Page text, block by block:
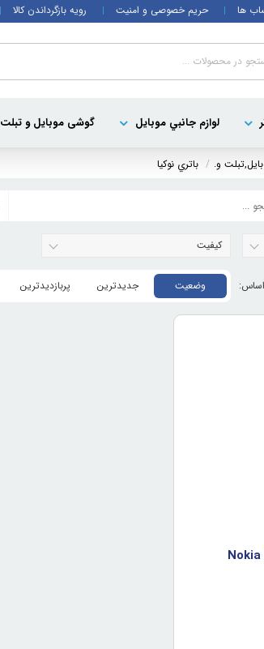
ها حریم خصوصی و امنیت رویه بازگرداندن کالا
لوازم جانبي موبایل گوشی موبایل و تبلت
و. باتري نوکيا
کیفیت
وضعیت جدیدترین پربازدیدترین